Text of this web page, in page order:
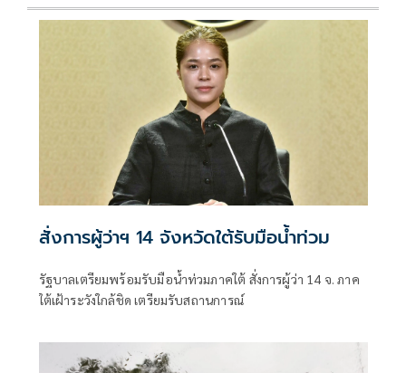
สั่งการผู้ว่าฯ 14 จังหวัดใต้รับมือน้ำท่วม
รัฐบาลเตรียมพร้อมรับมือน้ำท่วมภาคใต้ สั่งการผู้ว่า 14 จ. ภาค
ใต้เฝ้าระวังใกล้ชิด เตรียมรับสถานการณ์